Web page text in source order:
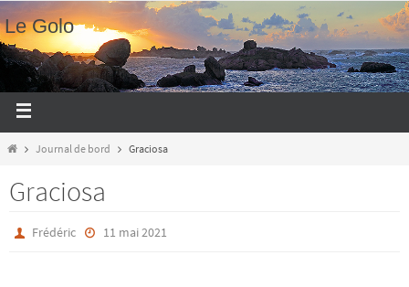
Le Golo
Journal de bord Graciosa
Graciosa
Frédéric 11 mai 2021